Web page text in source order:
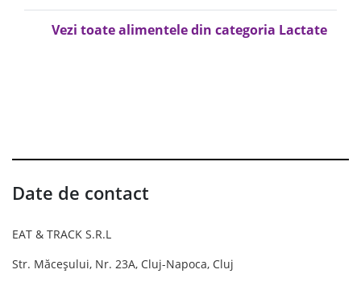
Vezi toate alimentele din categoria Lactate
Date de contact
EAT & TRACK S.R.L
Str. Măceșului, Nr. 23A, Cluj-Napoca, Cluj